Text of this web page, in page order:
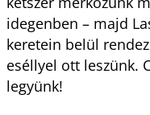
idegenben – majd
keretein belül
eséllyel ott leszünk.
legyünk!